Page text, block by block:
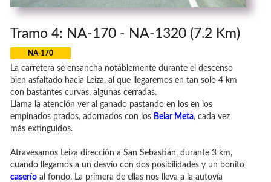
Tramo 4: NA-170 - NA-1320 (7.2 Km)
NA-170
La carretera se ensancha notáblemente durante el descenso
bien asfaltado hacia Leiza, al que llegaremos en tan solo 4 km
con bastantes curvas, algunas cerradas.
Llama la atención ver al ganado pastando en los en los
empinados prados, adornados con los Belar Meta, cada vez
más extinguidos.
Atravesamos Leiza dirección a San Sebastián, durante 3 km,
cuando llegamos a un desvío con dos posibilidades y un bonito
caserío al fondo. La primera de ellas nos lleva a la autovía